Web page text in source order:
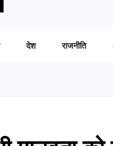
देश राजनीति